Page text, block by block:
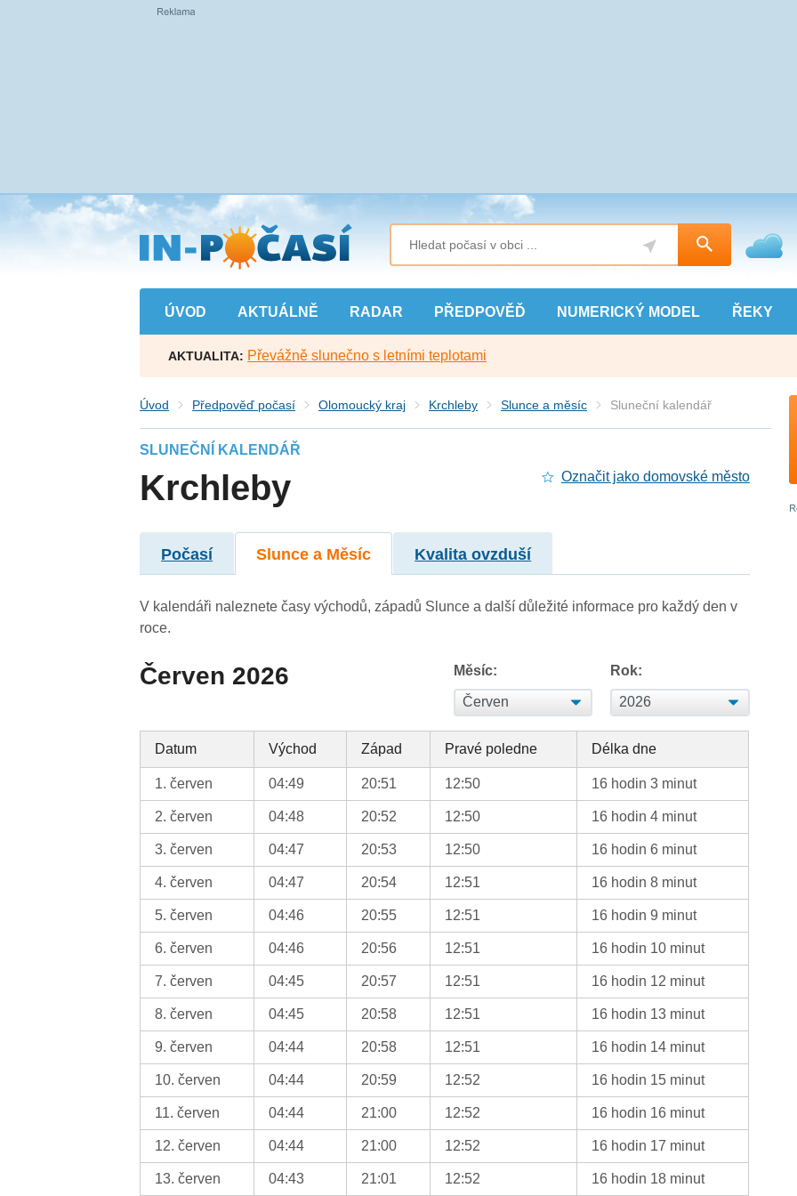
Přejít
na
hlavní
obsah
ÚVOD AKTUÁLNĚ RADAR PŘEDPOVĚĎ NUMERICKÝ MODEL ŘEKY
AKTUALITA: Převážně slunečno s letními teplotami
Úvod Předpověď počasí Olomoucký kraj Krchleby Slunce a měsíc Sluneční kalendář
SLUNEČNÍ KALENDÁŘ
Krchleby Označit jako domovské město
Počasí Slunce a Měsíc Kvalita ovzduší
V kalendáři naleznete časy východů, západů Slunce a další důležité informace pro každý den v
roce.
Červen 2026 Měsíc: Rok:
Datum Východ Západ Pravé poledne Délka dne
1. červen 04:49 20:51 12:50 16 hodin 3 minut
2. červen 04:48 20:52 12:50 16 hodin 4 minut
3. červen 04:47 20:53 12:50 16 hodin 6 minut
4. červen 04:47 20:54 12:51 16 hodin 8 minut
5. červen 04:46 20:55 12:51 16 hodin 9 minut
6. červen 04:46 20:56 12:51 16 hodin 10 minut
7. červen 04:45 20:57 12:51 16 hodin 12 minut
8. červen 04:45 20:58 12:51 16 hodin 13 minut
9. červen 04:44 20:58 12:51 16 hodin 14 minut
10. červen 04:44 20:59 12:52 16 hodin 15 minut
11. červen 04:44 21:00 12:52 16 hodin 16 minut
12. červen 04:44 21:00 12:52 16 hodin 17 minut
13. červen 04:43 21:01 12:52 16 hodin 18 minut